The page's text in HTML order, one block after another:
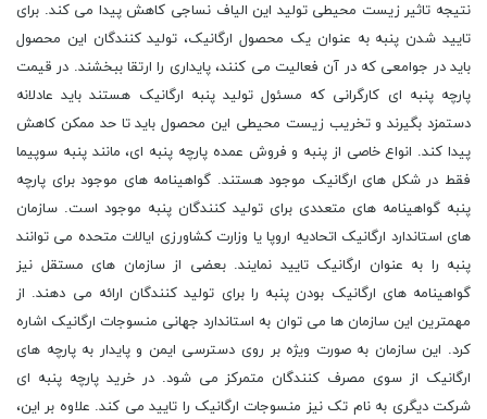
نتیجه تاثیر زیست محیطی تولید این الیاف نساجی کاهش پیدا می کند. برای
تایید شدن پنبه به عنوان یک محصول ارگانیک، تولید کنندگان این محصول
باید در جوامعی که در آن فعالیت می کنند، پایداری را ارتقا ببخشند. در قیمت
پارچه پنبه ای کارگرانی که مسئول تولید پنبه ارگانیک هستند باید عادلانه
دستمزد بگیرند و تخریب زیست محیطی این محصول باید تا حد ممکن کاهش
پیدا کند. انواع خاصی از پنبه و فروش عمده پارچه پنبه ای، مانند پنبه سوپیما
فقط در شکل های ارگانیک موجود هستند. گواهینامه های موجود برای پارچه
پنبه گواهینامه های متعددی برای تولید کنندگان پنبه موجود است. سازمان
های استاندارد ارگانیک اتحادیه اروپا یا وزارت کشاورزی ایالات متحده می توانند
پنبه را به عنوان ارگانیک تایید نمایند. بعضی از سازمان های مستقل نیز
گواهینامه های ارگانیک بودن پنبه را برای تولید کنندگان ارائه می دهند. از
مهمترین این سازمان ها می توان به استاندارد جهانی منسوجات ارگانیک اشاره
کرد. این سازمان به صورت ویژه بر روی دسترسی ایمن و پایدار به پارچه های
ارگانیک از سوی مصرف کنندگان متمرکز می شود. در خرید پارچه پنبه ای
شرکت دیگری به نام تک نیز منسوجات ارگانیک را تایید می کند. علاوه بر این،